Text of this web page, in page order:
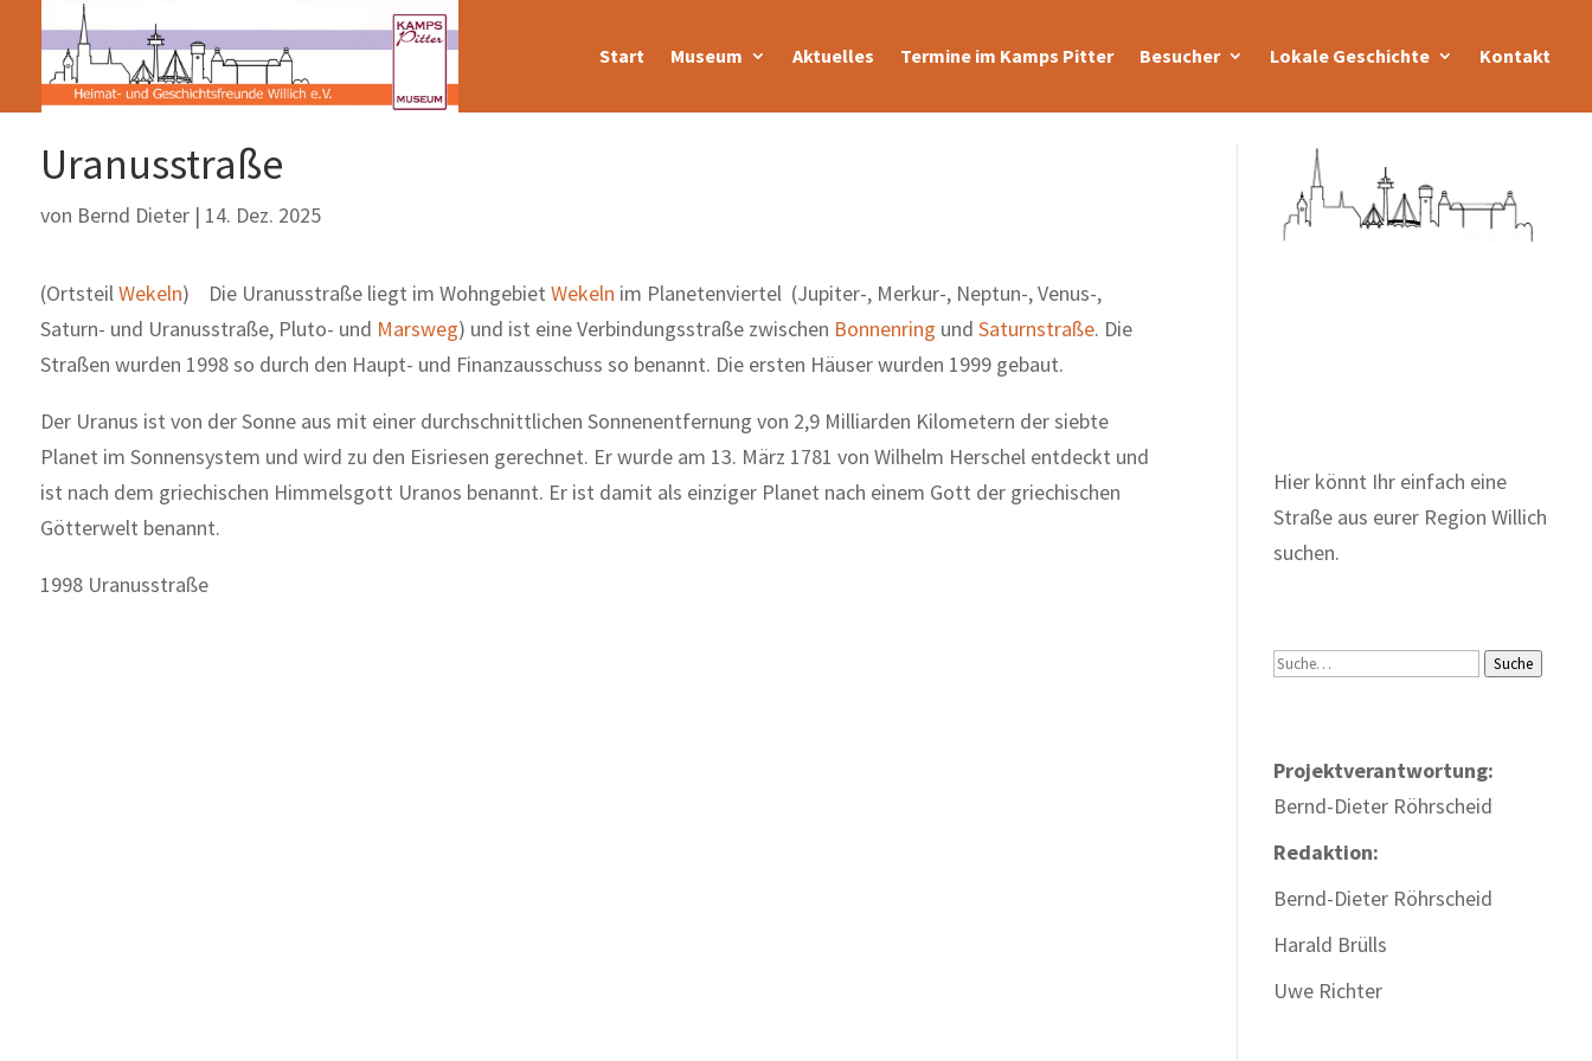
Start Museum Aktuelles Termine im Kamps Pitter Besucher Lokale Geschichte Kontakt
Uranusstraße
von Bernd Dieter| 14. Dez. 2025
(Ortsteil Wekeln) Die Uranusstraße liegt im Wohngebiet Wekeln im Planetenviertel (Jupiter-, Merkur-, Neptun-, Venus-,
Saturn- und Uranusstraße, Pluto- und Marsweg) und ist eine Verbindungsstraße zwischen Bonnenring und Saturnstraße. Die
Straßen wurden 1998 so durch den Haupt- und Finanzausschuss so benannt. Die ersten Häuser wurden 1999 gebaut.
Der Uranus ist von der Sonne aus mit einer durchschnittlichen Sonnenentfernung von 2,9 Milliarden Kilometern der siebte
Planet im Sonnensystem und wird zu den Eisriesen gerechnet. Er wurde am 13. März 1781 von Wilhelm Herschel entdeckt und
ist nach dem griechischen Himmelsgott Uranos benannt. Er ist damit als einziger Planet nach einem Gott der griechischen
Götterwelt benannt.
1998 Uranusstraße
Hier könnt Ihr einfach eine
Straße aus eurer Region Willich
suchen.
Suche Suche
Projektverantwortung:
Bernd-Dieter Röhrscheid
Redaktion:
Bernd-Dieter Röhrscheid
Harald Brülls
Uwe Richter